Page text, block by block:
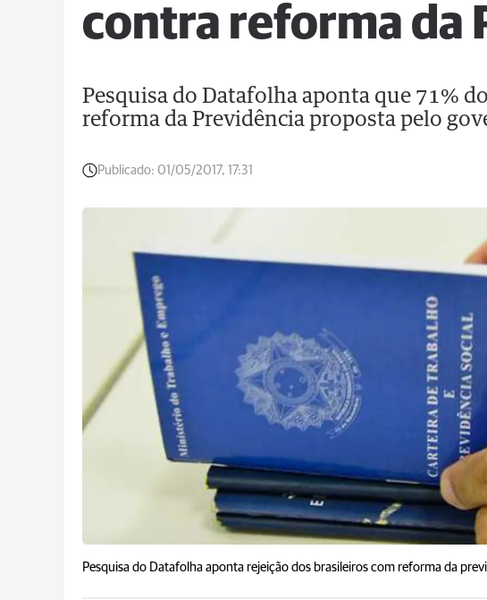
contra reforma da
Pesquisa do Datafolha aponta que 71%
reforma da Previdência proposta pelo
Publicado: 01/05/2017, 17:31
Pesquisa do Datafolha aponta rejeição dos brasileiros com reforma da